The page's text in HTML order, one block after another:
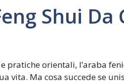
Shui Da
pratiche orientali, l’araba
vita. Ma cosa succede se